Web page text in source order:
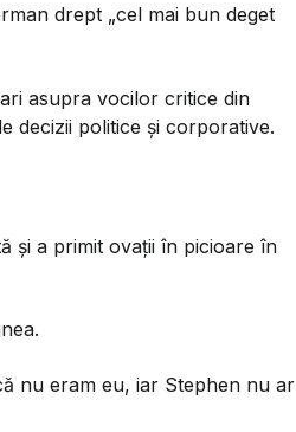
drept „cel mai bun deget
asupra vocilor critice din
decizii politice și corporative.
și a primit ovații în picioare în
nu eram eu, iar Stephen nu ar